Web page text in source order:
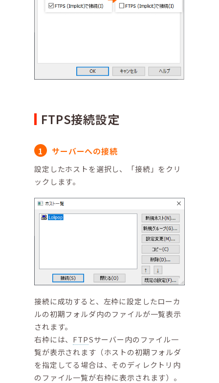
FTPS接続設定
サーバーへの接続
設定したホストを選択し、「接続」をクリ
ックします。
接続に成功すると、左枠に設定したローカ
ルの初期フォルダ内のファイルが一覧表示
されます。
右枠には、 FTPSサーバー内のファイル一
覧が表示されます（ホストの初期フォルダ
を指定してる場合は、そのディレクトリ内
のファイル一覧が右枠に表示されます）。